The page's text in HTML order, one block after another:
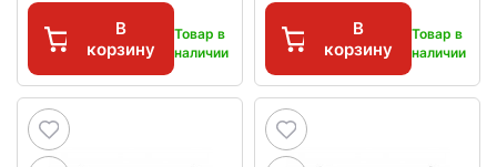
В
корзину
Товар в
наличии
В
корзину
Товар в
наличии